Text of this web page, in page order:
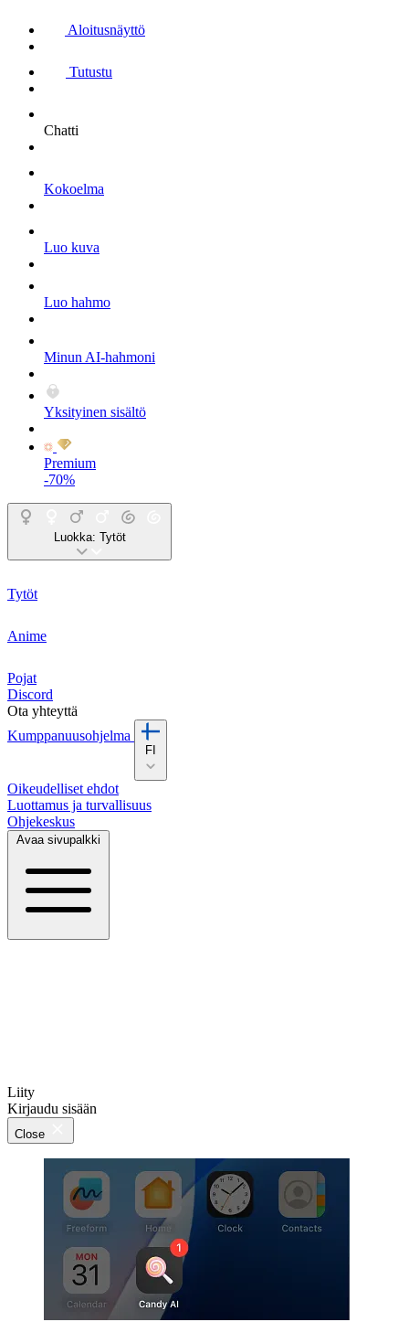
Aloitusnäyttö
Tutustu
Chatti
Kokoelma
Luo kuva
Luo hahmo
Minun AI-hahmoni
Yksityinen sisältö
Premium
-70%
Luokka: Tytöt
Tytöt
Anime
Pojat
Discord
Ota yhteyttä
Kumppanuusohjelma
FI
Oikeudelliset ehdot
Luottamus ja turvallisuus
Ohjekeskus
Avaa sivupalkki
Liity
Kirjaudu sisään
Close